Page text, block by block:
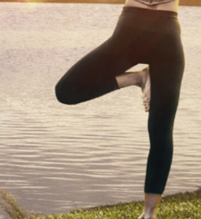
As mais lidas da
semana
1
Do produto ao
como empresas estão
criando vantagem
competitiva